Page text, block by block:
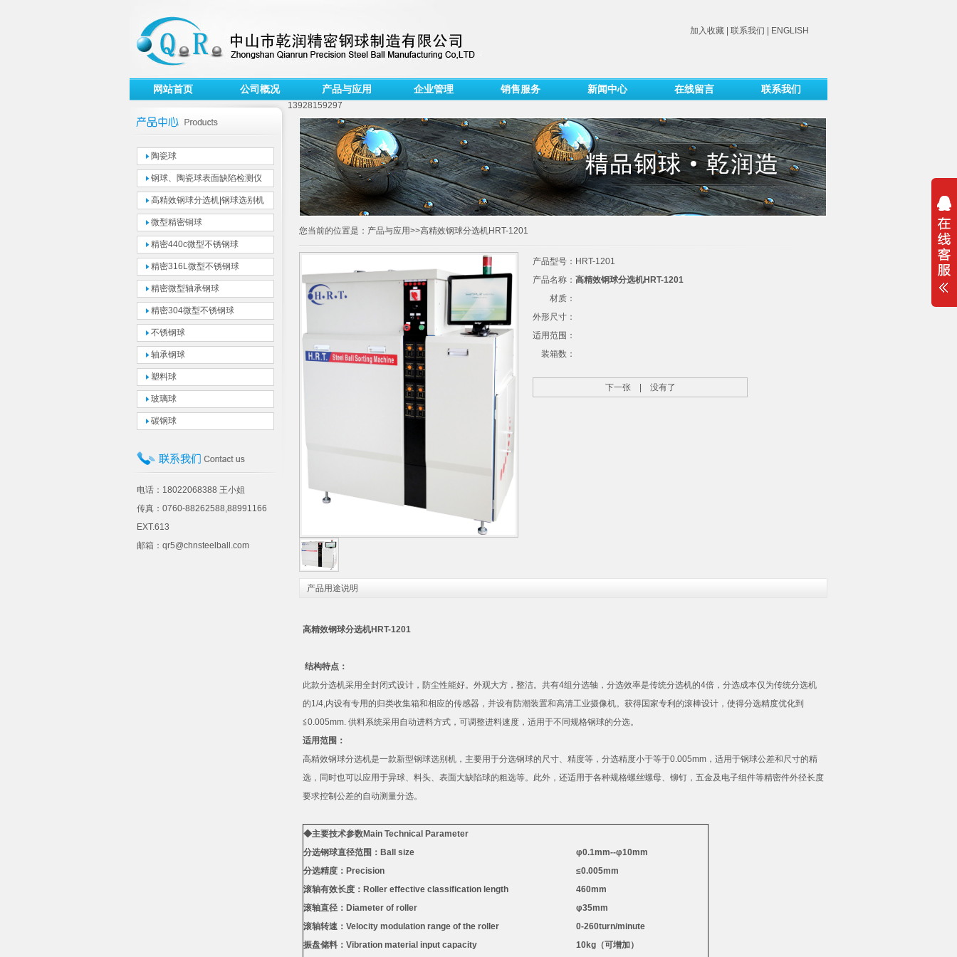
加入收藏 联系我们 ENGLISH
网站首页 公司概况 产品与应用 企业管理 销售服务 新闻中心 在线留言 联系我们
13928159297
陶瓷球
钢球、陶瓷球表面缺陷检测仪
高精效钢球分选机|钢球选别机
微型精密铜球
精密440c微型不锈钢球
精密316L微型不锈钢球
精密微型轴承钢球
精密304微型不锈钢球
不锈钢球
轴承钢球
塑料球
玻璃球
碳钢球
电话：18022068388 王小姐
传真：0760-88262588,88991166
EXT.613
邮箱：qr5@chnsteelball.com
您当前的位置是：产品与应用>>高精效钢球分选机HRT-1201
产品型号：HRT-1201
产品名称： 高精效钢球分选机HRT-1201
材质：
外形尺寸：
适用范围：
装箱数：
下一张| 没有了
产品用途说明
高精效钢球分选机HRT-1201
结构特点：
此款分选机采用全封闭式设计，防尘性能好。外观大方，整洁。共有4组分选轴，分选效率是传统分选机的4倍，分选成本仅为传统分选机
的1/4, 内设有专用的归类收集箱和相应的传感器，并设有防潮装置和高清工业摄像机。获得国家专利的滚棒设计，使得分选精度优化到
≦0.005mm 供料系统采用自动进料方式，可调整进料速度，适用于不同规格钢球的分选。
适用范围：
高精效钢球分选机是一款新型钢球选别机，主要用于分选钢球的尺寸、精度等，分选精度小于等于0.005mm ，适用于钢球公差和尺寸的精
选，同时也可以应用于异球、料头、表面大缺陷球的粗选等。此外，还适用于各种规格螺丝螺母、铆钉，五金及电子组件等精密件外径长度
要求控制公差的自动测量分选。
◆主要技术参数Main Technical Parameter
分选钢球直径范围： Ball size φ0.1mm--φ10mm
分选精度： Precision ≤0.005mm
滚轴有效长度： Roller effective classification length
460mm
滚轴直径： Diameter of roller φ35mm
滚轴转速： Velocity modulation range of the roller
0-260turn/minute
振盘储料： Vibration material input capacity 10kg （可增加）